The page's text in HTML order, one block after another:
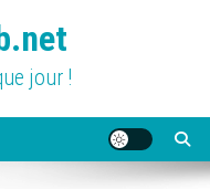
jour !